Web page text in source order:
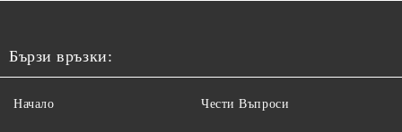
Бързи връзки:
Начало Чести Въпроси